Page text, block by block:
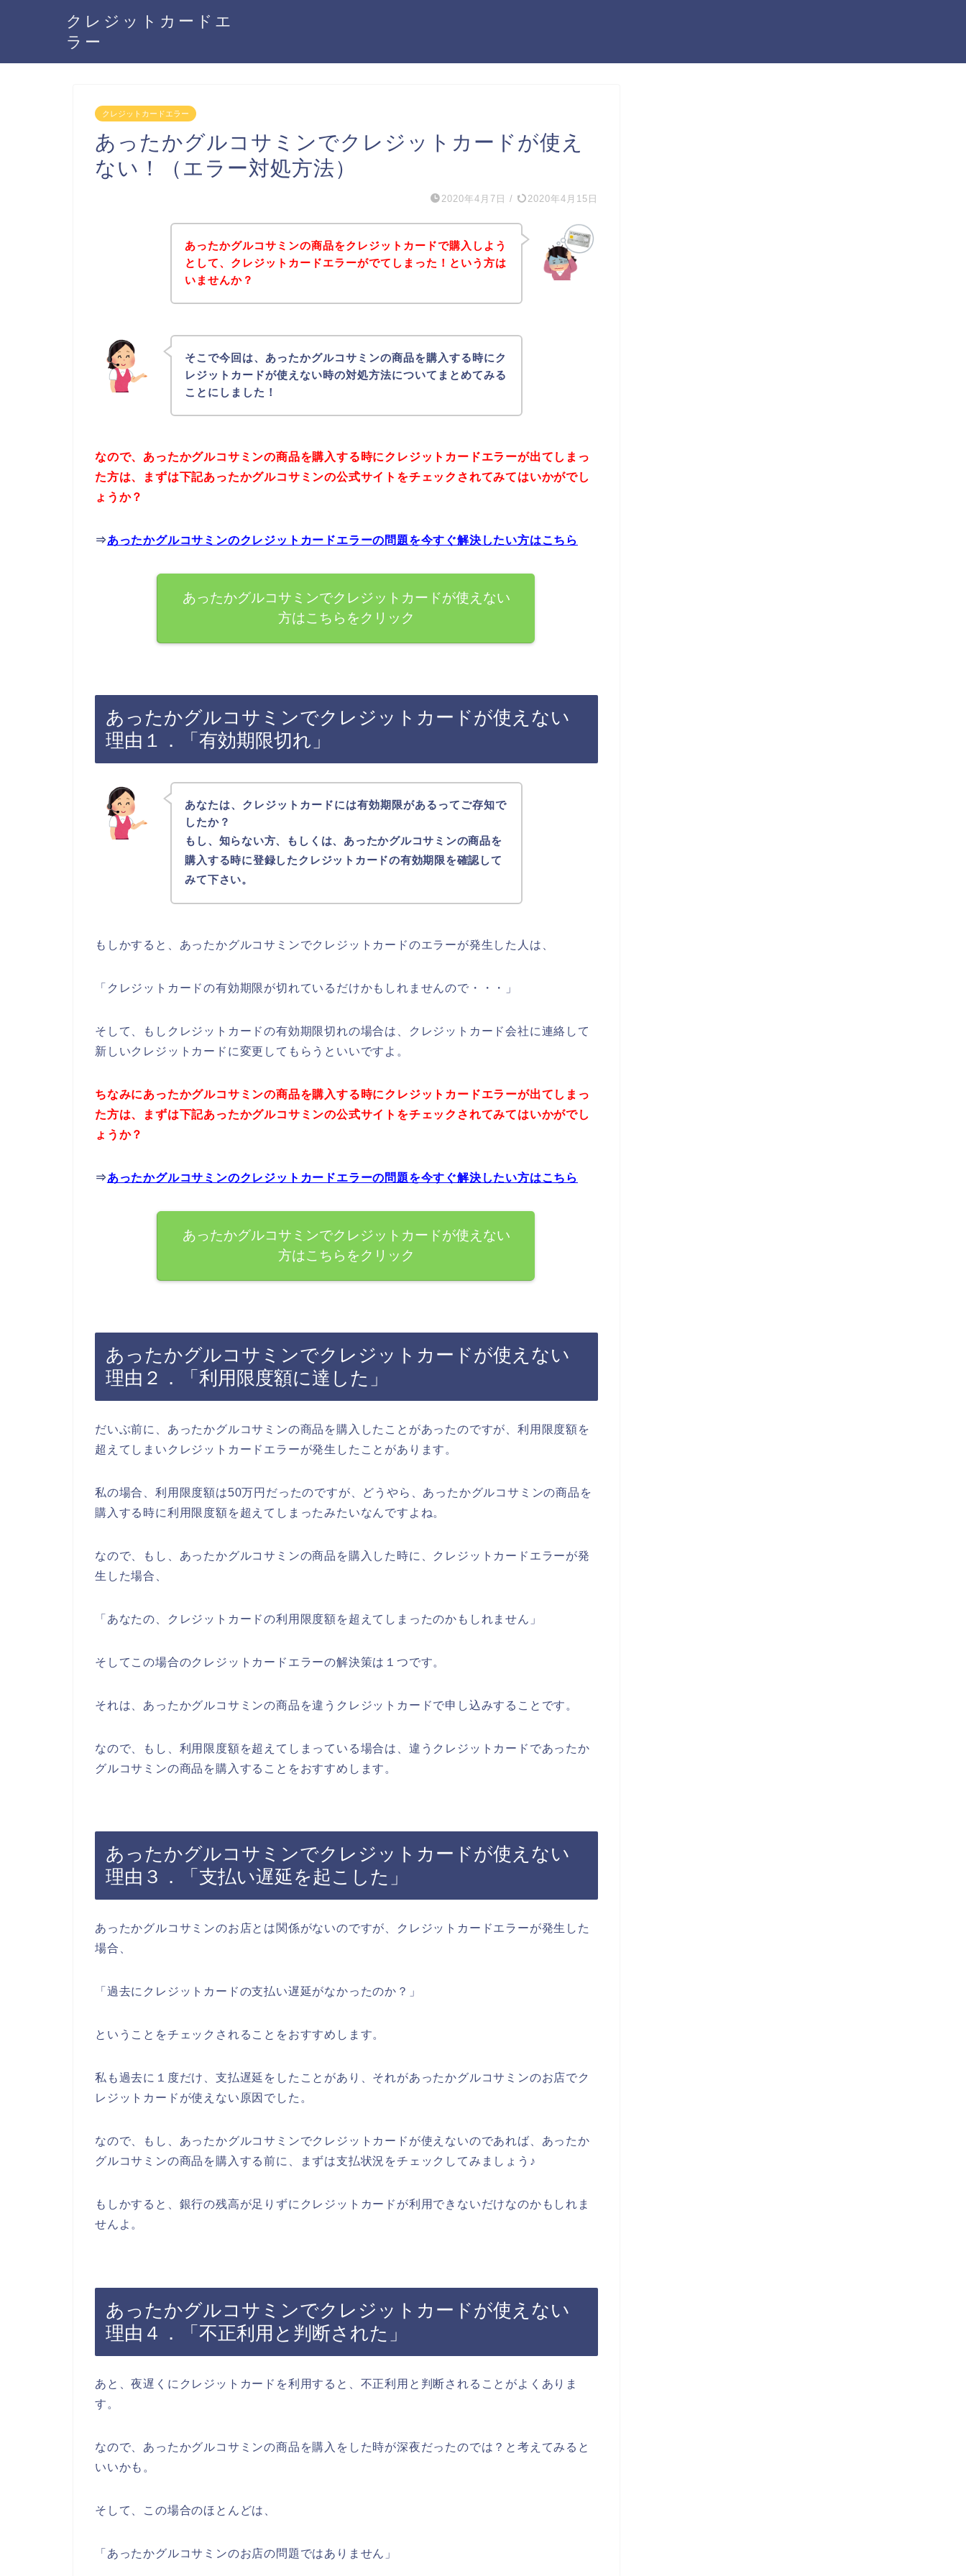
クレジットカードエ
ラー
クレジットカードエラー
あったかグルコサミンでクレジットカードが使え
ない！（エラー対処方法）
2020年4月7日 / 2020年4月15日
あったかグルコサミンの商品をクレジットカードで購入しよう
として、クレジットカードエラーがでてしまった！という方は
いませんか？
そこで今回は、あったかグルコサミンの商品を購入する時にク
レジットカードが使えない時の対処方法についてまとめてみる
ことにしました！
なので、あったかグルコサミンの商品を購入する時にクレジットカードエラーが出てしまっ
た方は、まずは下記あったかグルコサミンの公式サイトをチェックされてみてはいかがでし
ょうか？
⇒あったかグルコサミンのクレジットカードエラーの問題を今すぐ解決したい方はこちら
あったかグルコサミンでクレジットカードが使えない
方はこちらをクリック
あったかグルコサミンでクレジットカードが使えない
理由１．「有効期限切れ」
あなたは、クレジットカードには有効期限があるってご存知で
したか？
もし、知らない方、もしくは、あったかグルコサミンの商品を
購入する時に登録したクレジットカードの有効期限を確認して
みて下さい。
もしかすると、あったかグルコサミンでクレジットカードのエラーが発生した人は、
「クレジットカードの有効期限が切れているだけかもしれませんので・・・」
そして、もしクレジットカードの有効期限切れの場合は、クレジットカード会社に連絡して
新しいクレジットカードに変更してもらうといいですよ。
ちなみにあったかグルコサミンの商品を購入する時にクレジットカードエラーが出てしまっ
た方は、まずは下記あったかグルコサミンの公式サイトをチェックされてみてはいかがでし
ょうか？
⇒あったかグルコサミンのクレジットカードエラーの問題を今すぐ解決したい方はこちら
あったかグルコサミンでクレジットカードが使えない
方はこちらをクリック
あったかグルコサミンでクレジットカードが使えない
理由２．「利用限度額に達した」
だいぶ前に、あったかグルコサミンの商品を購入したことがあったのですが、利用限度額を
超えてしまいクレジットカードエラーが発生したことがあります。
私の場合、利用限度額は50万円だったのですが、どうやら、あったかグルコサミンの商品を
購入する時に利用限度額を超えてしまったみたいなんですよね。
なので、もし、あったかグルコサミンの商品を購入した時に、クレジットカードエラーが発
生した場合、
「あなたの、クレジットカードの利用限度額を超えてしまったのかもしれません」
そしてこの場合のクレジットカードエラーの解決策は１つです。
それは、あったかグルコサミンの商品を違うクレジットカードで申し込みすることです。
なので、もし、利用限度額を超えてしまっている場合は、違うクレジットカードであったか
グルコサミンの商品を購入することをおすすめします。
あったかグルコサミンでクレジットカードが使えない
理由３．「支払い遅延を起こした」
あったかグルコサミンのお店とは関係がないのですが、クレジットカードエラーが発生した
場合、
「過去にクレジットカードの支払い遅延がなかったのか？」
ということをチェックされることをおすすめします。
私も過去に１度だけ、支払遅延をしたことがあり、それがあったかグルコサミンのお店でク
レジットカードが使えない原因でした。
なので、もし、あったかグルコサミンでクレジットカードが使えないのであれば、あったか
グルコサミンの商品を購入する前に、まずは支払状況をチェックしてみましょう♪
もしかすると、銀行の残高が足りずにクレジットカードが利用できないだけなのかもしれま
せんよ。
あったかグルコサミンでクレジットカードが使えない
理由４．「不正利用と判断された」
あと、夜遅くにクレジットカードを利用すると、不正利用と判断されることがよくありま
す。
なので、あったかグルコサミンの商品を購入をした時が深夜だったのでは？と考えてみると
いいかも。
そして、この場合のほとんどは、
「あったかグルコサミンのお店の問題ではありません」